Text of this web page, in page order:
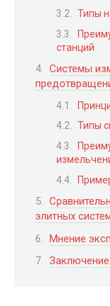
Типы
станций
Системы
Типы
элитных
Мнение
Заключение